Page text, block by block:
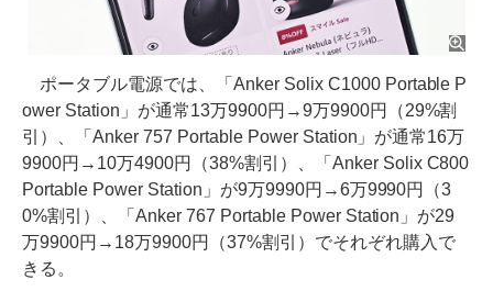
ポータブル電源では、「Anker Solix C1000 Portable P
ower Station」が通常13万9900円→9万9900円（29%割
引）、「Anker 757 Portable Power Station」が通常16万
9900円→10万4900円（38%割引）、「Anker Solix C800
Portable Power Station」が9万9990円→6万9990円（3
0%割引）、「Anker 767 Portable Power Station」が29
万9900円→18万9900円（37%割引）でそれぞれ購入で
きる。